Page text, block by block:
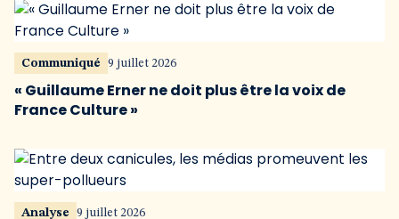
Communiqué 9 juillet 2026
« Guillaume Erner ne doit plus être la voix de
France Culture »
Analyse 9 juillet 2026